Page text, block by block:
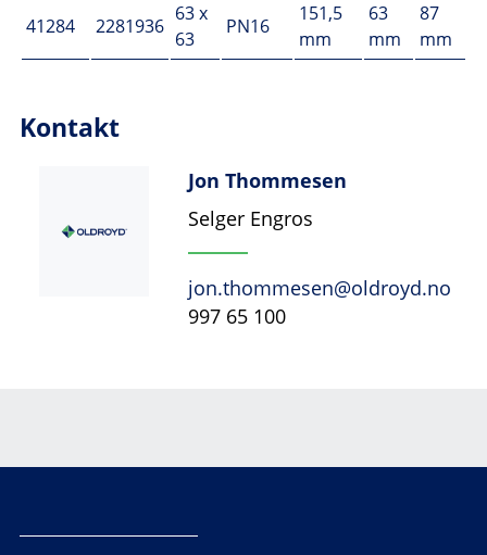
41284 2281936
63 x
63
PN16
151,5
mm
63
mm
87
mm
Kontakt
Jon Thommesen
Selger Engros
jon.thommesen@oldroyd.no
997 65 100